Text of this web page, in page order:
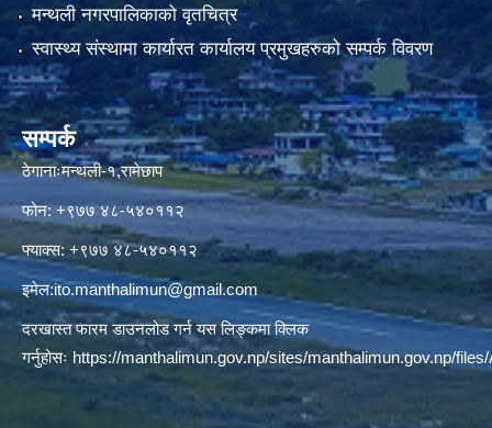
मन्थली नगरपालिकाको वृतचित्र
स्वास्थ्य संस्थामा कार्यारत कार्यालय प्रमुखहरुको सम्पर्क विवरण
सम्पर्क
ठेगानाःमन्थली-१,रामेछाप
फोन: +९७७ ४८-५४०११२
फ्याक्स: +९७७ ४८-५४०११२
इमेल:ito.manthalimun@gmail.com
दरखास्त फारम डाउनलोड गर्न यस लिङ्कमा क्लिक
गर्नुहोसः https://manthalimun.gov.np/sites/manthalimun.gov.np/